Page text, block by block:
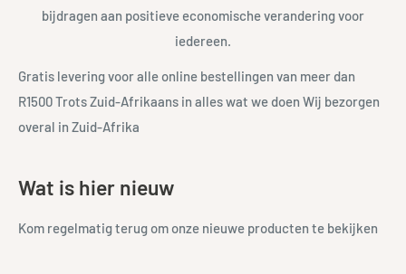
bijdragen aan positieve economische verandering voor
iedereen.
Gratis levering voor alle online bestellingen van meer dan
R1500 Trots Zuid-Afrikaans in alles wat we doen Wij bezorgen
overal in Zuid-Afrika
Wat is hier nieuw
Kom regelmatig terug om onze nieuwe producten te bekijken